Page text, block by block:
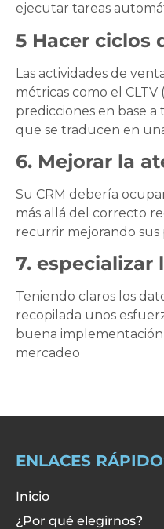
ejecutar tareas
5 Hacer ciclos
Las actividades de
métricas como el
predicciones en base
que se traducen en
6. Mejorar la
Su CRM debería
más allá del correcto
recurrir mejorando sus
7. especializar
Teniendo claros los
recopilada unos
buena
mercadeo
ENLACES
Inicio
¿Por qué elegirnos?